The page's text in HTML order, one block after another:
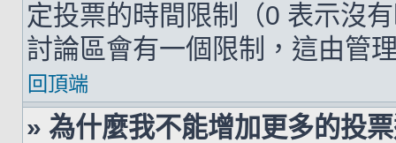
定投票的時間限制（0 表示沒
討論區會有一個限制，這由管
回頂端
» 為什麼我不能增加更多的投